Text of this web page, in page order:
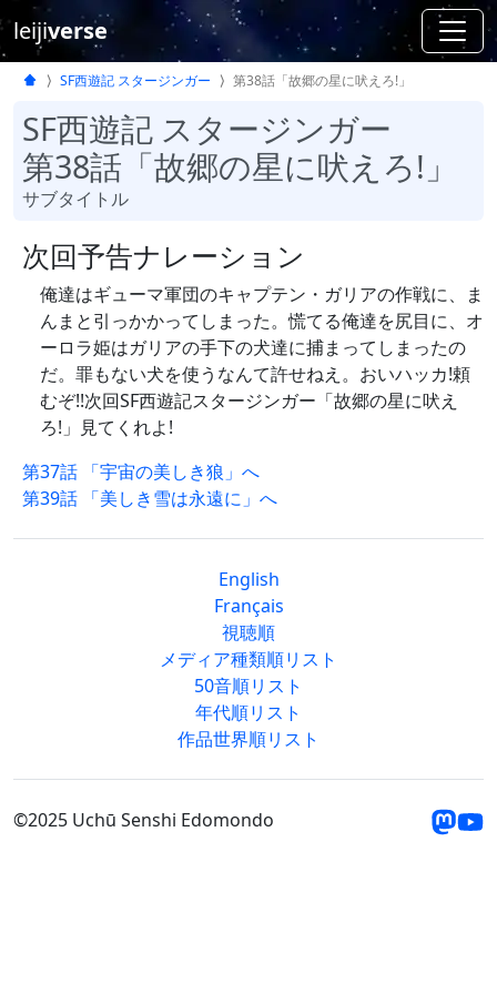
leijiverse
SF西遊記 スタージンガー 第38話「故郷の星に吠えろ!」
SF西遊記 スタージンガー
第38話「故郷の星に吠えろ!」
サブタイトル
次回予告ナレーション
俺達はギューマ軍団のキャプテン・ガリアの作戦に、ま
んまと引っかかってしまった。慌てる俺達を尻目に、オ
ーロラ姫はガリアの手下の犬達に捕まってしまったの
だ。罪もない犬を使うなんて許せねえ。おいハッカ!頼
むぞ!!次回SF西遊記スタージンガー「故郷の星に吠え
ろ!」見てくれよ!
第37話 「宇宙の美しき狼」へ
第39話 「美しき雪は永遠に」へ
English
Français
視聴順
メディア種類順リスト
50音順リスト
年代順リスト
作品世界順リスト
©2025 Uchū Senshi Edomondo